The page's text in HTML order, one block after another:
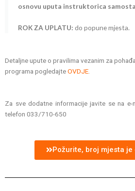
osnovu uputa instruktorica
ROK ZA UPLATU: do popune mjesta.
Detaljne upute o pravilima vezanim za
programa pogledajteOVDJE
Za sve dodatne informacije javite se na e-
telefon 033/710-650
Požurite, broj mjesta je